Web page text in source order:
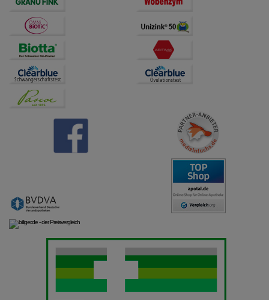
Statistik & Tracking:
Hierüber lassen sich
Informationen über die Art und Weise der Nutzung
unserer Website sammeln, mit deren Hilfe wir unsere
Website weiter für Sie optimieren können, den Inhalt
auf unserer Website aber auch die Werbung auf
Drittseiten möglichst relevant für Sie zu gestalten.
Bitte beachten Sie, dass Daten hierfür teilweise an
Dritte wie z.B. Google oder soziale Medien
übertragen werden.